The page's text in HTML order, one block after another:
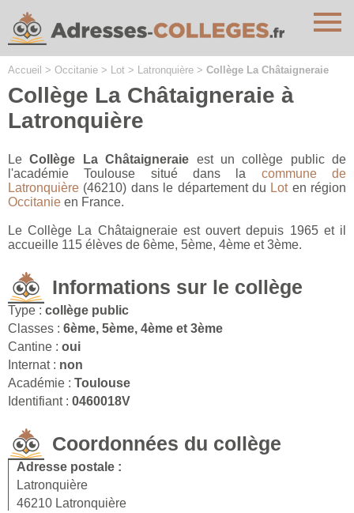
Accueil > Occitanie > Lot > Latronquière > Collège La Châtaigneraie
Collège La Châtaigneraie à
Latronquière
LeCollège La Châtaigneraie est un collège public de
l'académie Toulouse situé dans la commune de
Latronquière (46210) dans le département du Loten région
Occitanie en France.
Le Collège La Châtaigneraie est ouvert depuis 1965 et il
accueille 115 élèves de 6ème, 5ème, 4ème et 3ème.
Informations sur le collège
Type : collège public
Classes : 6ème, 5ème, 4ème et 3ème
Cantine : oui
Internat : non
Académie : Toulouse
Identifiant : 0460018V
Coordonnées du collège
Adresse postale :
Latronquière
46210 Latronquière